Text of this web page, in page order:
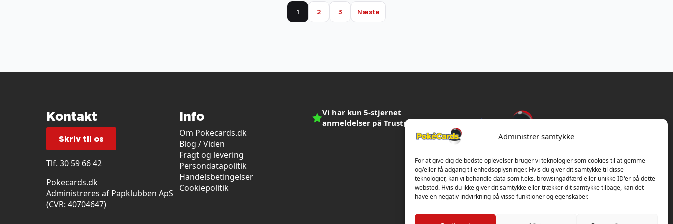
Administrer samtykke
For at give dig de bedste oplevelser bruger vi teknologier som cookies til at gemme
og/eller få adgang til enhedsoplysninger. Hvis du giver dit samtykke til disse
teknologier, kan vi behandle data som f.eks. browsingadfærd eller unikke ID'er på dette
websted. Hvis du ikke giver dit samtykke eller trækker dit samtykke tilbage, kan det
have en negativ indvirkning på visse funktioner og egenskaber.
1 2 3 Næste
Kontakt
Skriv til os
Tlf. 30 59 66 42
Pokecards.dk
Administreres af Papklubben ApS
(CVR: 40704647)
Info
Om Pokecards.dk
Blog / Viden
Fragt og levering
Persondatapolitik
Handelsbetingelser
Cookiepolitik
Vi har kun 5-stjernet
anmeldelser på Trustpilot